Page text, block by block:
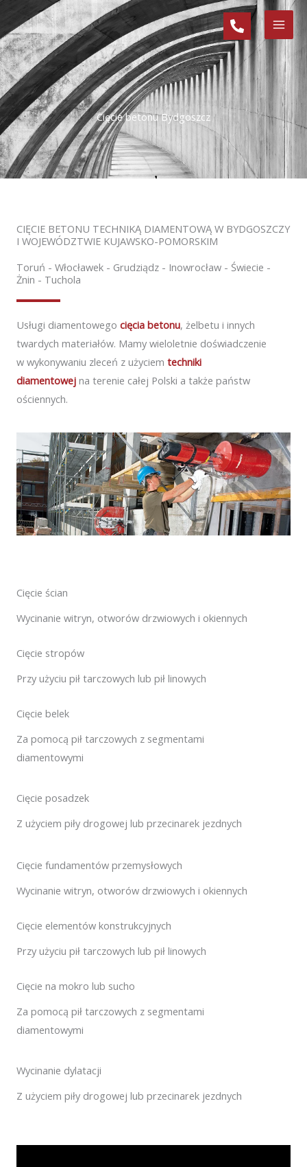
treści
Cięcie betonu Bydgoszcz
CIĘCIE BETONU TECHNIKĄ DIAMENTOWĄ W BYDGOSZCZY
I WOJEWÓDZTWIE KUJAWSKO-POMORSKIM
Toruń - Włocławek - Grudziądz - Inowrocław - Świecie -
Żnin - Tuchola
Usługi diamentowego cięcia betonu, żelbetu i innych
twardych materiałów. Mamy wieloletnie doświadczenie
w wykonywaniu zleceń z użyciem techniki
diamentowej na terenie całej Polski a także państw
ościennych.
Cięcie ścian
Wycinanie witryn, otworów drzwiowych i okiennych
Cięcie stropów
Przy użyciu pił tarczowych lub pił linowych
Cięcie belek
Za pomocą pił tarczowych z segmentami
diamentowymi
Cięcie posadzek
Z użyciem piły drogowej lub przecinarek jezdnych
Cięcie fundamentów przemysłowych
Wycinanie witryn, otworów drzwiowych i okiennych
Cięcie elementów konstrukcyjnych
Przy użyciu pił tarczowych lub pił linowych
Cięcie na mokro lub sucho
Za pomocą pił tarczowych z segmentami
diamentowymi
Wycinanie dylatacji
Z użyciem piły drogowej lub przecinarek jezdnych